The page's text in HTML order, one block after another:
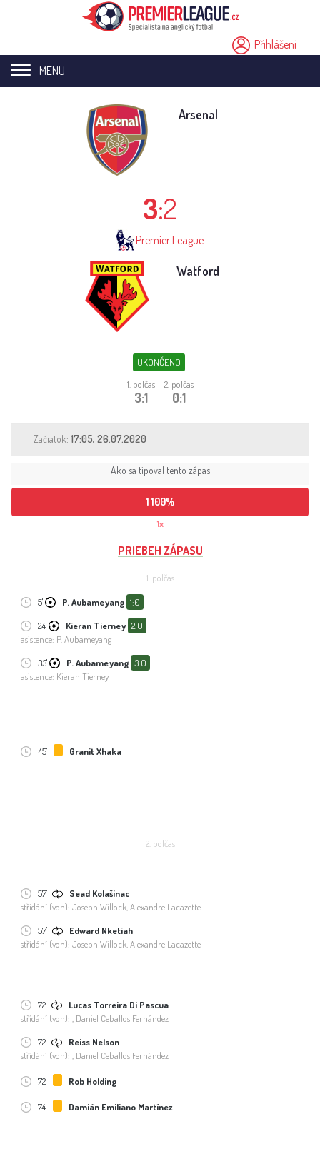
Přihlášení
MENU
Arsenal
3:2
Premier League
Watford
UKONČENO
1. polčas
3:1
2. polčas
0:1
Začiatok: 17:05, 26.07.2020
Ako sa tipoval tento zápas
1100%
1x
PRIEBEH ZÁPASU
1. polčas
5' P. Aubameyang 1:0
24' Kieran Tierney 2:0
asistence: P. Aubameyang
33' P. Aubameyang 3:0
asistence: Kieran Tierney
45' Granit Xhaka
2. polčas
57'
Sead Kolašinac
střídání (von): Joseph Willock, Alexandre Lacazette
57'
Edward Nketiah
střídání (von): Joseph Willock, Alexandre Lacazette
72'
Lucas Torreira Di Pascua
střídání (von): , Daniel Ceballos Fernández
72'
Reiss Nelson
střídání (von): , Daniel Ceballos Fernández
72' Rob Holding
74' Damián Emiliano Martínez